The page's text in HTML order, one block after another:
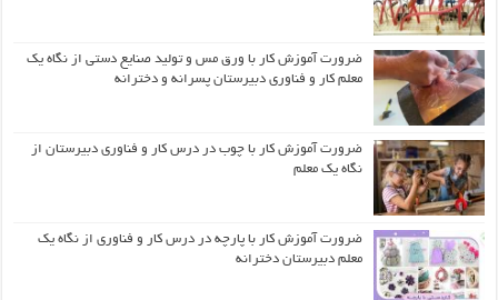
ضرورت آموزش کار با ورق مس و تولید صنایع دستی از نگاه یک
معلم کار و فناوری دبیرستان پسرانه و دخترانه
ضرورت آموزش کار با چوب در درس کار و فناوری دبیرستان از
نگاه یک معلم
ضرورت آموزش کار با پارچه در درس کار و فناوری از نگاه یک
معلم دبیرستان دخترانه